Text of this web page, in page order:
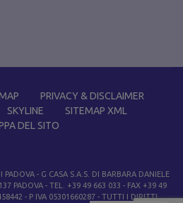
PRIVACY & DISCLAIMER
SKYLINE
SITEMAP XML
DEL SITO
PADOVA - G CASA S.A.S. DI BARBARA DANIELE
PADOVA - TEL. +39 49 663 033 - FAX +39 49
- P IVA 05301660287 - TUTTI I DIRITTI